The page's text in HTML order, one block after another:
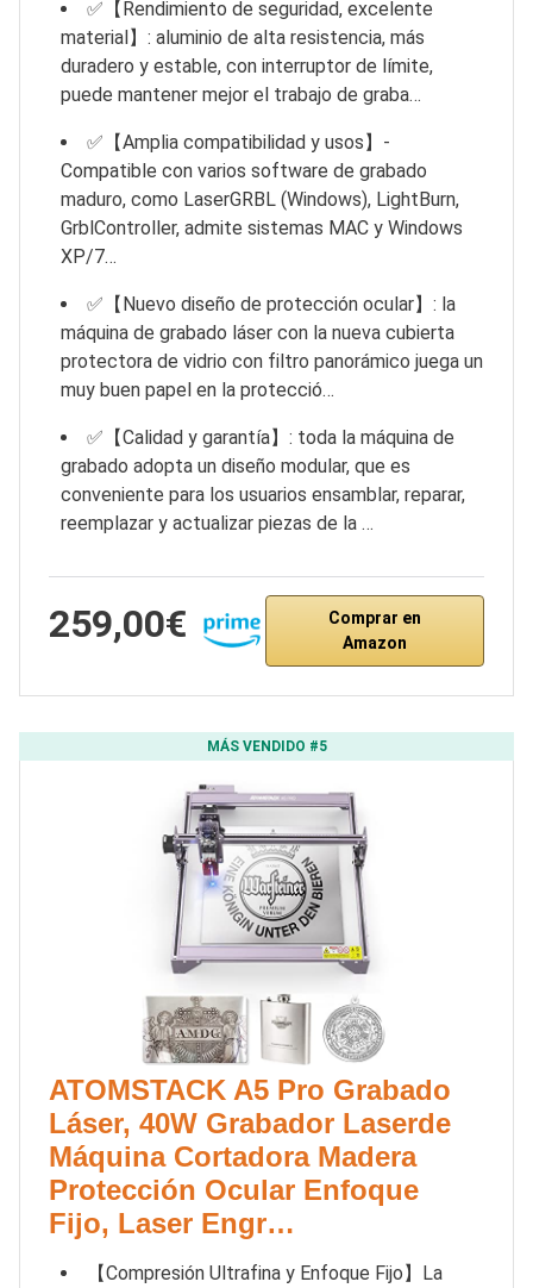
✅【Rendimiento de seguridad, excelente
material】: aluminio de alta resistencia, más
duradero y estable, con interruptor de límite,
puede mantener mejor el trabajo de graba…
✅【Amplia compatibilidad y usos】-
Compatible con varios software de grabado
maduro, como LaserGRBL (Windows), LightBurn,
GrblController, admite sistemas MAC y Windows
XP/7…
✅【Nuevo diseño de protección ocular】: la
máquina de grabado láser con la nueva cubierta
protectora de vidrio con filtro panorámico juega un
muy buen papel en la protecció…
✅【Calidad y garantía】: toda la máquina de
grabado adopta un diseño modular, que es
conveniente para los usuarios ensamblar, reparar,
reemplazar y actualizar piezas de la …
259,00€
Comprar en
Amazon
MÁS VENDIDO #5
ATOMSTACK A5 Pro Grabado
Láser, 40W Grabador Laserde
Máquina Cortadora Madera
Protección Ocular Enfoque
Fijo, Laser Engr…
【Compresión Ultrafina y Enfoque Fijo】La